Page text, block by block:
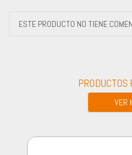
ESTE PRODUCTO NO TIENE
PRODUCTOS
VER